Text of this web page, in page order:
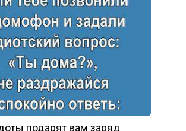
подарят вам заряд